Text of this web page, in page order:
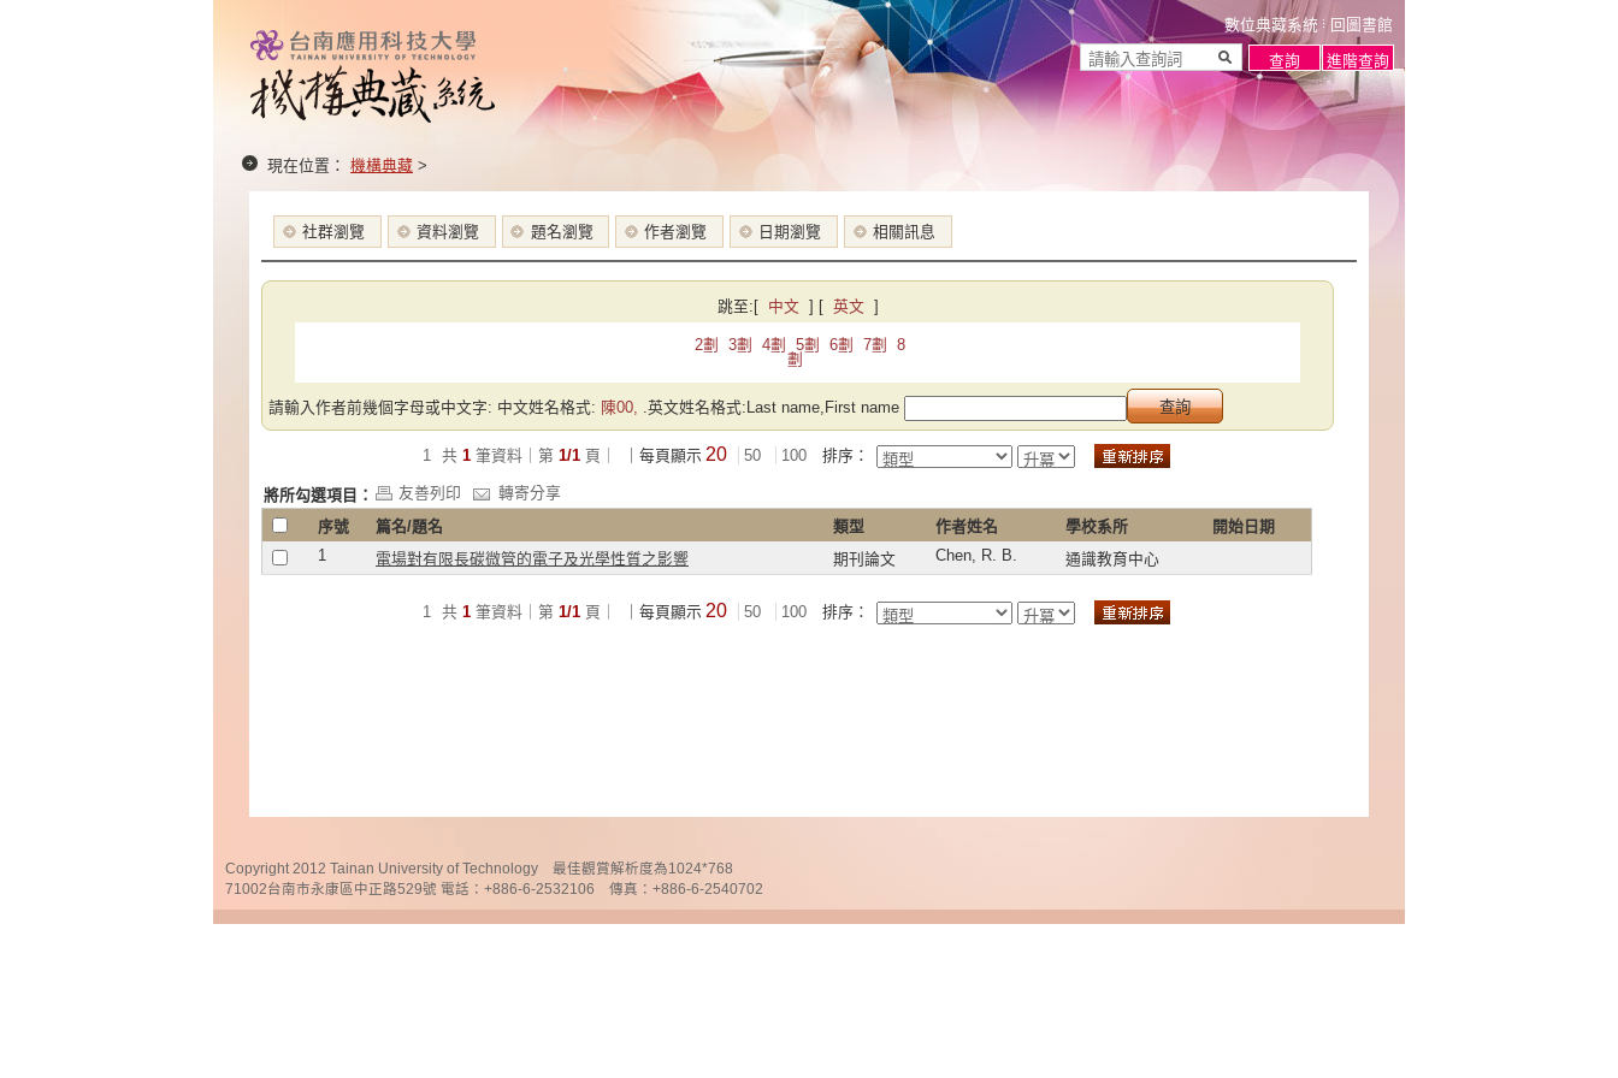
數位典藏系統 回圖書館
現在位置： 機構典藏 >
社群瀏覽 資料瀏覽 題名瀏覽 作者瀏覽 日期瀏覽 相關訊息
跳至: [ 中文 ] [ 英文 ]
2劃 3劃 4劃 5劃 6劃 7劃
8
劃
請輸入作者前幾個字母或中文字: 中文姓名格式: 陳00, .英文姓名格式:Last name,First name
1 共 1 筆資料｜第 1/1 頁｜ ｜每頁顯示 20 50 100 排序：
將所勾選項目： 友善列印
轉寄分享
序號
篇名/題名 類型 作者姓名 學校系所
開始日期
1
電場對有限長碳微管的電子及光學性質之影響 期刊論文 Chen, R. B. 通識教育中心
1 共 1 筆資料｜第 1/1 頁｜ ｜每頁顯示 20 50 100 排序：
Copyright 2012 Tainan University of Technology 最佳觀賞解析度為1024*768
71002台南市永康區中正路529號 電話：+886-6-2532106 傳真：+886-6-2540702